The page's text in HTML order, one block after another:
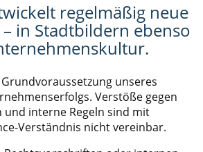
regelmäßig neue
in Stadtbildern ebenso
unseres
Verstöße gegen
und interne Regeln sind mit
Verständnis nicht vereinbar.